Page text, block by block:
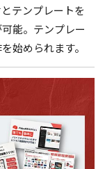
テンプレートを
能。テンプレー
始められます。